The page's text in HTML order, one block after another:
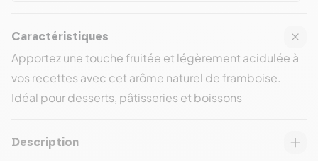
Caractéristiques
Apportez une touche fruitée et légèrement acidulée à
vos recettes avec cet arôme naturel de framboise.
Idéal pour desserts, pâtisseries et boissons
Description